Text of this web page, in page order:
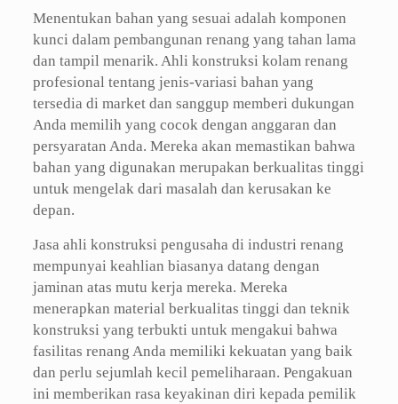
Menentukan bahan yang sesuai adalah komponen
kunci dalam pembangunan renang yang tahan lama
dan tampil menarik. Ahli konstruksi kolam renang
profesional tentang jenis-variasi bahan yang
tersedia di market dan sanggup memberi dukungan
Anda memilih yang cocok dengan anggaran dan
persyaratan Anda. Mereka akan memastikan bahwa
bahan yang digunakan merupakan berkualitas tinggi
untuk mengelak dari masalah dan kerusakan ke
depan.
Jasa ahli konstruksi pengusaha di industri renang
mempunyai keahlian biasanya datang dengan
jaminan atas mutu kerja mereka. Mereka
menerapkan material berkualitas tinggi dan teknik
konstruksi yang terbukti untuk mengakui bahwa
fasilitas renang Anda memiliki kekuatan yang baik
dan perlu sejumlah kecil pemeliharaan. Pengakuan
ini memberikan rasa keyakinan diri kepada pemilik